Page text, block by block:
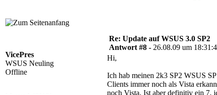
VicePres
WSUS Neuling
Offline
Re: Update auf WSUS 3.0 SP2
Antwort #8 - 26.08.09 um
Hi,
Ich hab meinen 2k3 SP2 WSUS
Clients immer noch als Vista
noch Vista. Ist aber definitiv ein 7,